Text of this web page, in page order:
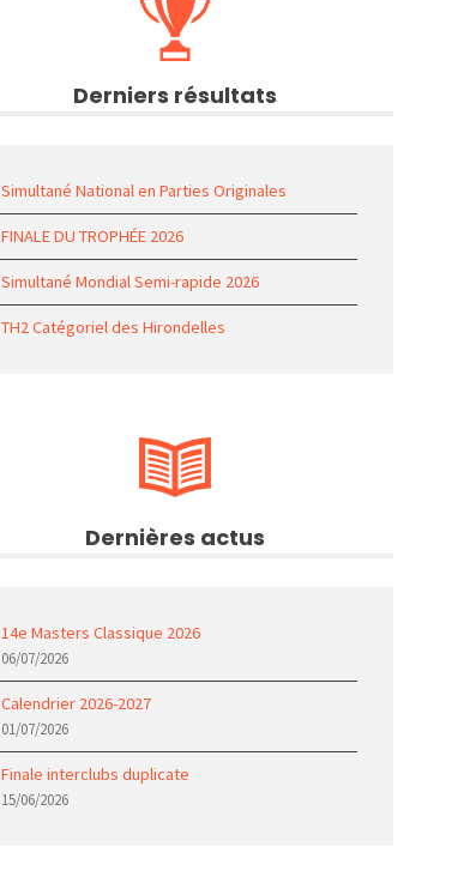
Derniers résultats
Simultané National en Parties Originales
FINALE DU TROPHÉE 2026
Simultané Mondial Semi-rapide 2026
TH2 Catégoriel des Hirondelles
Dernières actus
14e Masters Classique 2026
06/07/2026
Calendrier 2026-2027
01/07/2026
Finale interclubs duplicate
15/06/2026